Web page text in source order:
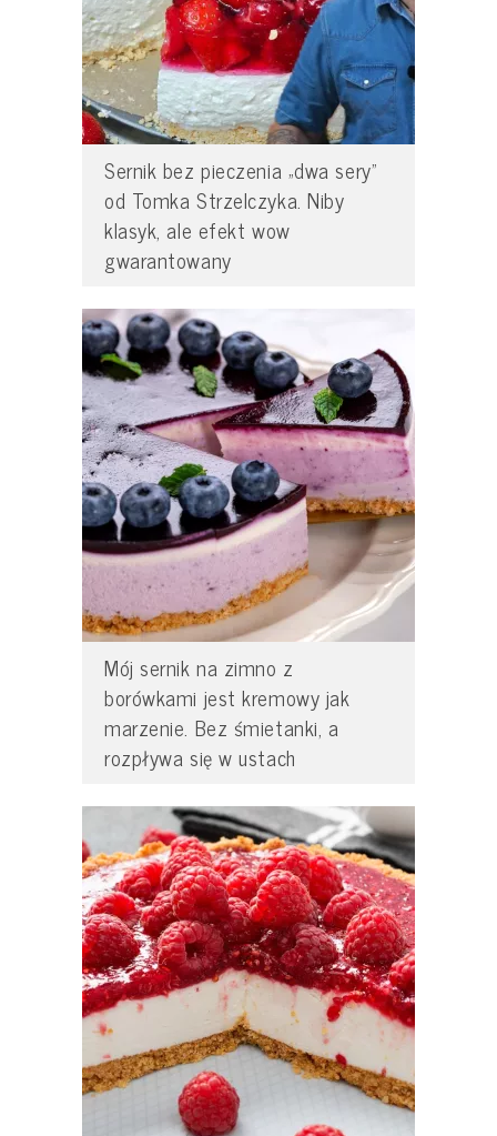
Sernik bez pieczenia „dwa sery”
od Tomka Strzelczyka. Niby
klasyk, ale efekt wow
gwarantowany
Mój sernik na zimno z
borówkami jest kremowy jak
marzenie. Bez śmietanki, a
rozpływa się w ustach